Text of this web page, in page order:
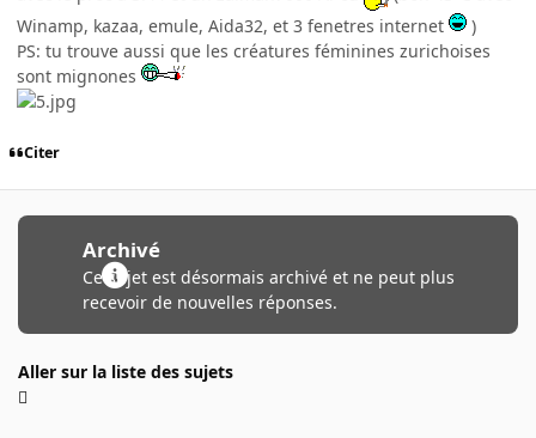
Winamp, kazaa, emule, Aida32, et 3 fenetres internet
)
PS: tu trouve aussi que les créatures féminines zurichoises
sont mignones
Citer
Archivé
Ce sujet est désormais archivé et ne peut plus
recevoir de nouvelles réponses.
Aller sur la liste des sujets